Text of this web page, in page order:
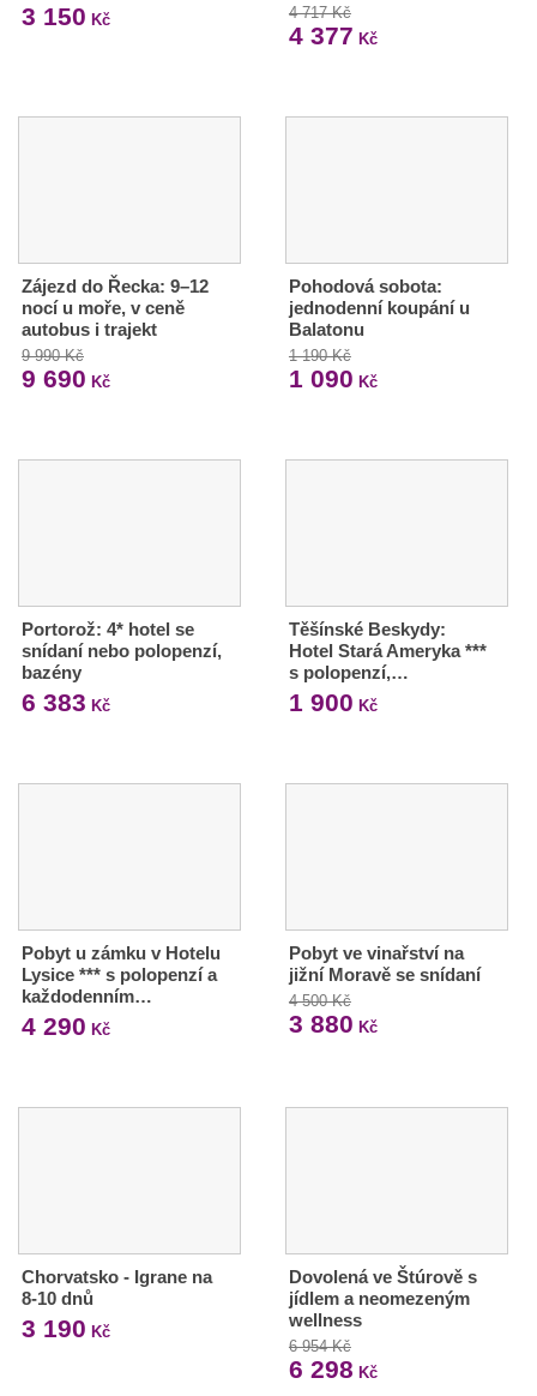
3 150 Kč 4 717 Kč
4 377 Kč
Zájezd do Řecka: 9–12
nocí u moře, v ceně
autobus i trajekt
9 990 Kč
9 690 Kč
Pohodová sobota:
jednodenní koupání u
Balatonu
1 190 Kč
1 090 Kč
Portorož: 4* hotel se
snídaní nebo polopenzí,
bazény
6 383 Kč
Těšínské Beskydy:
Hotel Stará Ameryka ***
s polopenzí,…
1 900 Kč
Pobyt u zámku v Hotelu
Lysice *** s polopenzí a
každodenním…
4 290 Kč
Pobyt ve vinařství na
jižní Moravě se snídaní
4 500 Kč
3 880 Kč
Chorvatsko - Igrane na
8-10 dnů
3 190 Kč
Dovolená ve Štúrově s
jídlem a neomezeným
wellness
6 954 Kč
6 298 Kč